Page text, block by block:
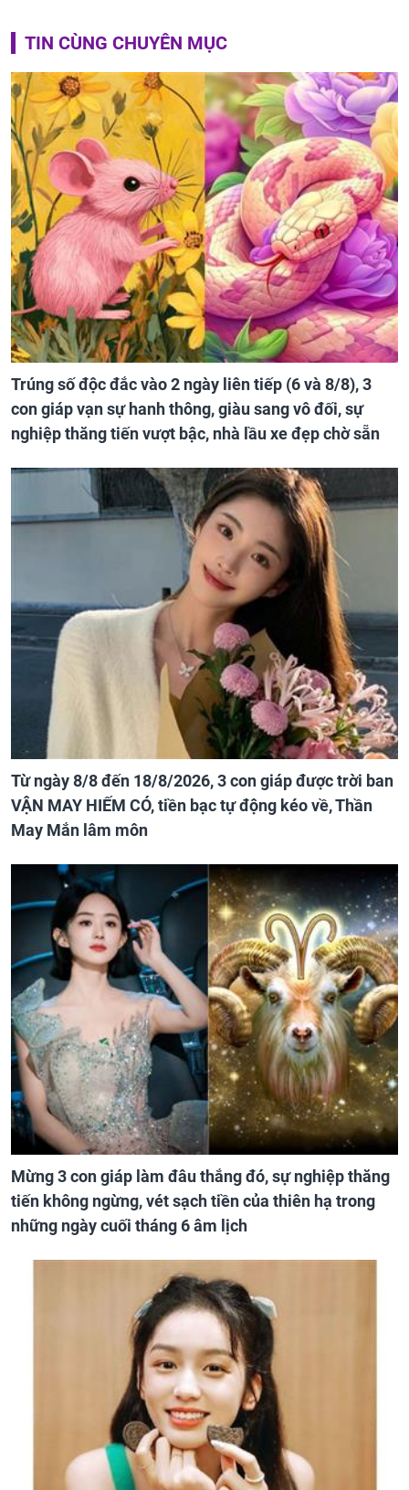
TIN CÙNG CHUYÊN MỤC
Trúng số độc đắc vào 2 ngày liên tiếp (6 và 8/8), 3
con giáp vạn sự hanh thông, giàu sang vô đối, sự
nghiệp thăng tiến vượt bậc, nhà lầu xe đẹp chờ sẵn
Từ ngày 8/8 đến 18/8/2026, 3 con giáp được trời ban
VẬN MAY HIẾM CÓ, tiền bạc tự động kéo về, Thần
May Mắn lâm môn
Mừng 3 con giáp làm đâu thắng đó, sự nghiệp thăng
tiến không ngừng, vét sạch tiền của thiên hạ trong
những ngày cuối tháng 6 âm lịch